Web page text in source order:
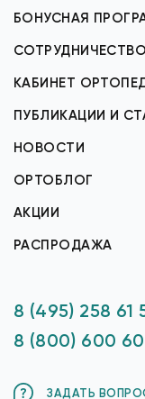
БОНУСНАЯ
КАБИНЕТ
ПУБЛИКАЦИИ И
НОВОСТИ
ОРТОБЛОГ
АКЦИИ
РАСПРОДАЖА
8 (495) 258 61
8 (800) 600
ЗАДАТЬ